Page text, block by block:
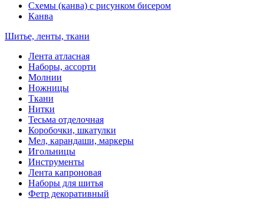
Схемы (канва) с рисунком бисером
Канва
Шитье, ленты, ткани
Лента атласная
Наборы, ассорти
Молнии
Ножницы
Ткани
Нитки
Тесьма отделочная
Коробочки, шкатулки
Мел, карандаши, маркеры
Игольницы
Инструменты
Лента капроновая
Наборы для шитья
Фетр декоративный